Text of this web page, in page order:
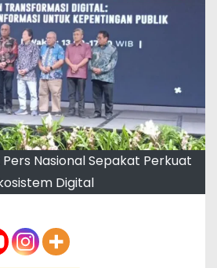
Pers Nasional Sepakat Perkuat
Digital